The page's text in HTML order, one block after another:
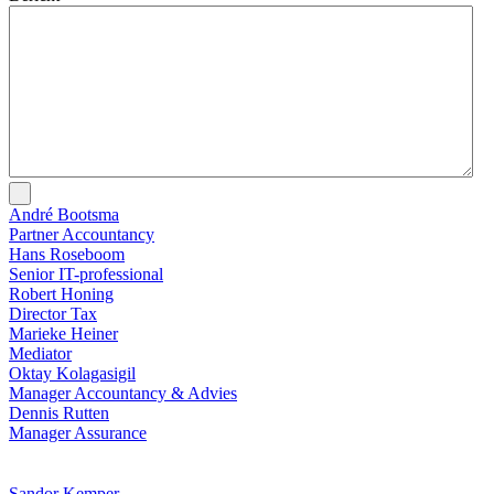
André Bootsma
Partner Accountancy
Hans Roseboom
Senior IT-professional
Robert Honing
Director Tax
Marieke Heiner
Mediator
Oktay Kolagasigil
Manager Accountancy & Advies
Dennis Rutten
Manager Assurance